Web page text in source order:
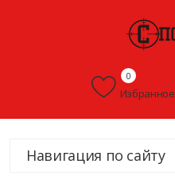
Избранное
0
Навигация по сайту